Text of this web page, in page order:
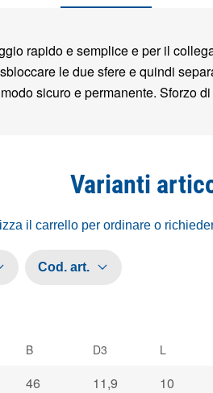
rapido e semplice e per il
le due sfere e quindi
sicuro e permanente. Sforzo
Varianti
il carrello per ordinare o
Cod. art.
B D3 L
46 11,9 10